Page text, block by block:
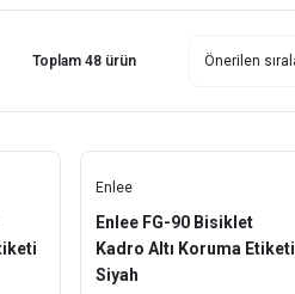
Toplam 48 ürün
Enlee
Enlee FG-90 Bisiklet
Kadro Altı Koruma Etiketi
Siyah